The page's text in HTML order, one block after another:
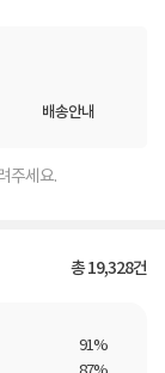
배송안내
주세요.
총19,328건
91%